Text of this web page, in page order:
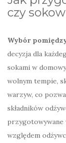
czy
Wybór
decyzja dla
sokami w
wolnym tempie,
warzyw, co
składników
przygotowywane
względem